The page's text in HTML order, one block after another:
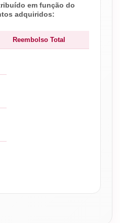
em função do
adquiridos:
Reembolso Total